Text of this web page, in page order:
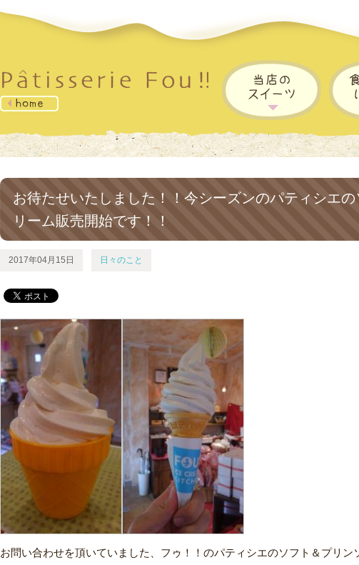
お待たせいたしました！！今シーズンのパティシエの
リーム販売開始です！！
2017年04月15日 日々のこと
お問い合わせを頂いていました、フゥ！！のパティシエのソフト＆プリン